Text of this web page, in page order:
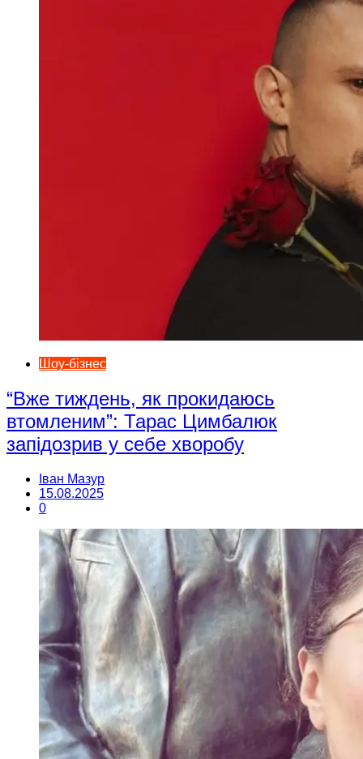
Шоу-бізнес
“Вже тиждень, як прокидаюсь
втомленим”: Тарас Цимбалюк
запідозрив у себе хворобу
Іван Мазур
15.08.2025
0